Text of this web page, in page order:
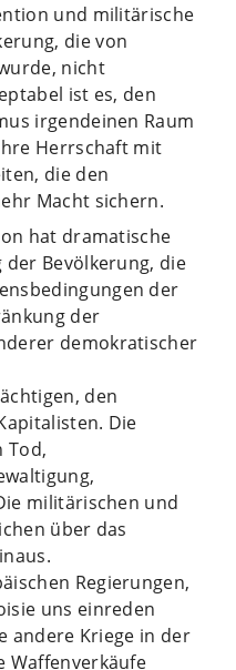
und militärische
die von
nicht
ist es, den
irgendeinen Raum
Herrschaft mit
die den
Macht sichern.
hat dramatische
Bevölkerung, die
der
der
demokratischer
den
Die
Tod,
militärischen und
über das
Regierungen,
uns einreden
andere Kriege in der
Waffenverkäufe